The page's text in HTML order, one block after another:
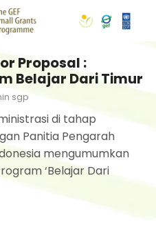
Proposal :
Belajar Dari Timur
sgp
di tahap
Panitia Pengarah
mengumumkan
‘Belajar Dari